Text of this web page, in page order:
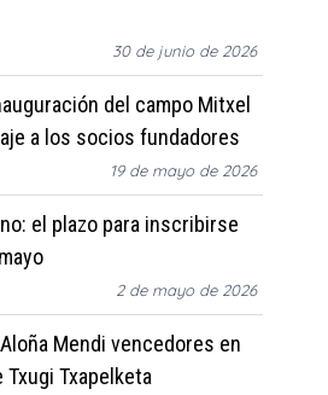
30 de junio de 2026
del campo Mitxel
a los socios fundadores
19 de mayo de 2026
el plazo para inscribirse
2 de mayo de 2026
Mendi vencedores en
Txugi Txapelketa